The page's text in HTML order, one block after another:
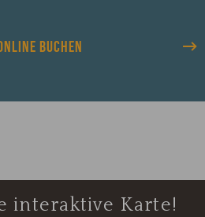
BUCHEN
interaktive Karte!